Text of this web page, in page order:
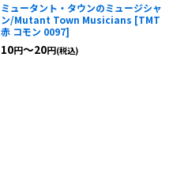
ミュータント・タウンのミュージシャ
ン/Mutant Town Musicians [TMT
赤 コモン 0097]
10円～20円(税込)